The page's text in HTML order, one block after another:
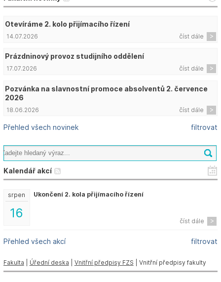
Otevíráme 2. kolo přijímacího řízení
číst dále
14.07.2026
Prázdninový provoz studijního oddělení
číst dále
17.07.2026
Pozvánka na slavnostní promoce absolventů 2. července
2026
číst dále
18.06.2026
Přehled všech novinek filtrovat
Kalendář akcí
16
srpen Ukončení 2. kola přijímacího řízení
číst dále
Přehled všech akcí filtrovat
Fakulta Úřední deska Vnitřní předpisy FZS | Vnitřní předpisy fakulty